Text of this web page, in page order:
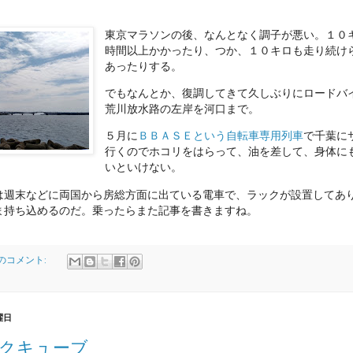
東京マラソンの後、なんとなく調子が悪い。１０
時間以上かかったり、つか、１０キロも走り続け
あったりする。
でもなんとか、復調してきて久しぶりにロードバ
荒川放水路の左岸を河口まで。
５月に ＢＢＡＳＥという自転車専用列車で千葉に
行くのでホコリをはらって、油を差して、身体に
いといけない。
末などに両国から房総方面に出ている電車で、ラックが設置してあ
ち込めるのだ。乗ったらまた記事を書きますね。
コメント:
日
キューブ